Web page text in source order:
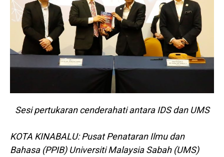
Sesi pertukaran cenderahati antara IDS dan UMS
KOTA KINABALU: Pusat Penataran Ilmu dan
Bahasa (PPIB) Universiti Malaysia Sabah (UMS)